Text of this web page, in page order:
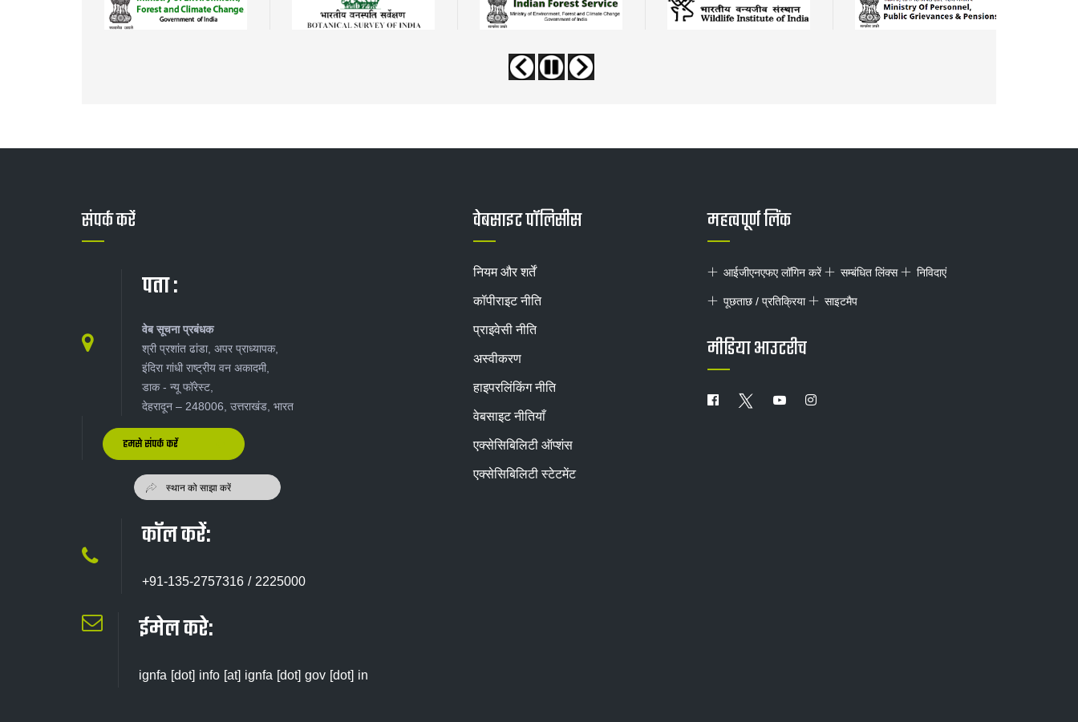
संपर्क करें
पता :
वेब सूचना प्रबंधक
श्री प्रशांत ढांडा, अपर प्राध्यापक,
इंदिरा गांधी राष्ट्रीय वन अकादमी,
डाक - न्यू‍ फॉरेस्ट,
देहरादून – 248006, उत्तराखंड, भारत
हमसे संपर्क करें
कॉल करें:
+91-135-2757316 / 2225000
ईमेल करे:
ignfa [dot] info [at] ignfa [dot] gov [dot] in
वेबसाइट पॉलिसीस
नियम और शर्तें
कॉपीराइट नीति
प्राइवेसी नीति
अस्वीकरण
हाइपरलिंकिंग नीति
वेबसाइट नीतियाँ
एक्सेसिबिलिटी ऑप्शंस
एक्सेसिबिलिटी स्टेटमेंट
महत्वपूर्ण लिंक
आईजीएनएफए लॉगिन करें सम्बंधित लिंक्स निविदाएं
पूछताछ / प्रतिक्रिया साइटमैप
मीडिया आउटरीच